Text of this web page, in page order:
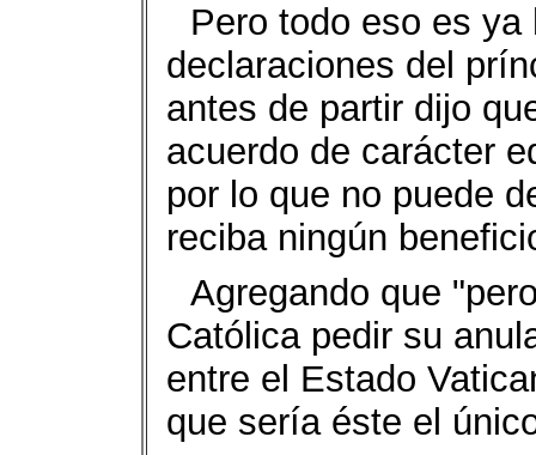
Pero todo eso es
decla­raciones del
antes de partir dijo
acuerdo de ca­rácter
por lo que no puede
reciba ningún
Agregando que
Católica pedir su
entre el Estado
que sería éste el